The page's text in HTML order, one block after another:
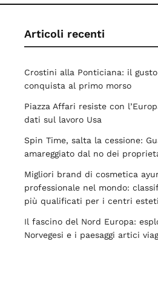
Articoli recenti
Crostini alla Ponticiana: il
conquista al primo morso
Piazza Affari resiste con
dati sul lavoro Usa
Spin Time, salta la cessione:
amareggiato dal no dei
Migliori brand di cosmetica
professionale nel mondo:
più qualificati per i centri
Il fascino del Nord Europa:
Norvegesi e i paesaggi artici